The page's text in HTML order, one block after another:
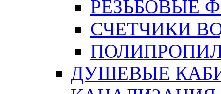
РЕЗЬБОВЫЕ
СЧЕТЧИКИ
ДУШЕВЫЕ